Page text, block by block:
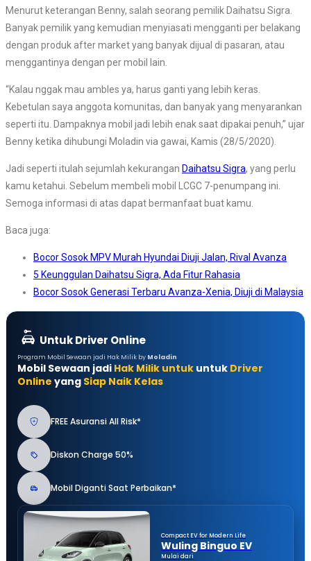
Menurut keterangan Benny, salah seorang pemilik Daihatsu Sigra.
Banyak pemilik yang kemudian menyiasati mengganti per belakang
dengan produk after market yang banyak dijual di pasaran, atau
menggantinya dengan per mobil lain.
“Kalau nggak mau ambles ya, harus ganti yang lebih keras.
Kebetulan saya anggota komunitas, dan banyak yang menyarankan
seperti itu. Dampaknya mobil jadi lebih enak saat dipakai penuh,” ujar
Benny ketika dihubungi Moladin via gawai, Kamis (28/5/2020).
Jadi seperti itulah sejumlah kekurangan Daihatsu Sigra, yang perlu
kamu ketahui. Sebelum membeli mobil LCGC 7-penumpang ini.
Semoga informasi di atas dapat bermanfaat buat kamu.
Baca juga:
Bocor Sosok MPV Murah Hyundai Diuji Jalan, Rival Avanza
5 Keunggulan Daihatsu Sigra, Ada Fitur Rahasia
Bocor Sosok Generasi Terbaru Avanza-Xenia, Diuji di Malaysia
Untuk Driver Online
Program Mobil Sewaan jadi Hak Milik by Moladin
Mobil Sewaan jadi Hak Milik untuk untuk Driver
Online yang Siap Naik Kelas
FREE Asuransi All Risk*
Diskon Charge 50%
Mobil Diganti Saat Perbaikan*
Compact EV for Modern Life
Wuling Binguo EV
Mulai dari